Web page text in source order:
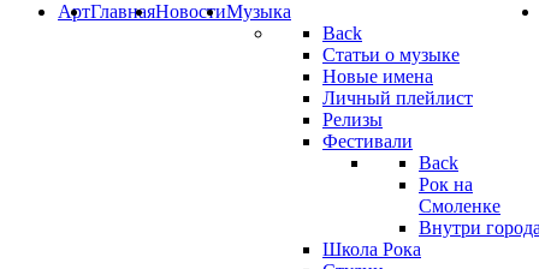
Музыка
Back
Статьи о музыке
Новые имена
Личный плейлист
Релизы
Фестивали
Back
Рок на
Смоленке
Внутри
Школа Рока
Новости
Главная
Арт